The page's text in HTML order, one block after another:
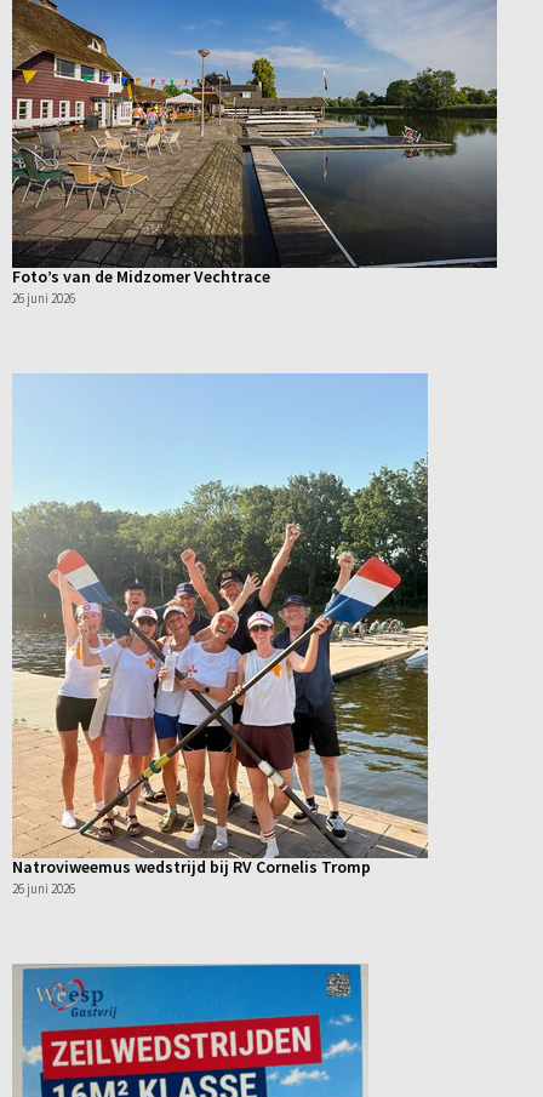
Foto’s van de Midzomer Vechtrace
26 juni 2026
Natroviweemus wedstrijd bij RV Cornelis Tromp
26 juni 2026